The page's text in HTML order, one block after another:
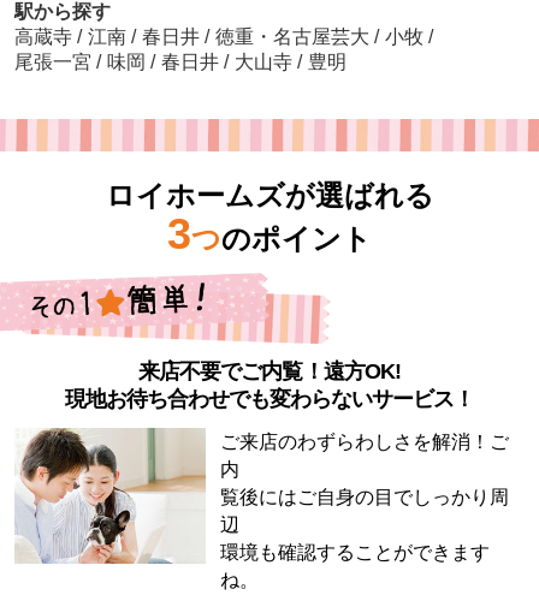
駅から探す
高蔵寺 / 江南 / 春日井 / 徳重・名古屋芸大 / 小牧 /
尾張一宮 / 味岡 / 春日井 / 大山寺 / 豊明
ロイホームズが選ばれる
3つのポイント
来店不要でご内覧！遠方OK!
現地お待ち合わせでも変わらないサービス！
ご来店のわずらわしさを解消！ご
内
覧後にはご自身の目でしっかり周
辺
環境も確認することができます
ね。